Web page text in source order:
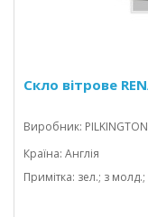
Скло вітрове
Виробник: PILKINGTON
Країна: Англія
Примітка: зел.; з